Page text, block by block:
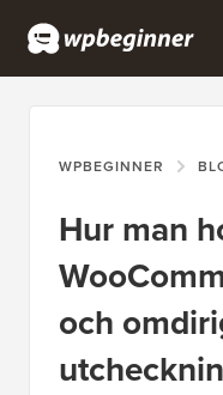
WPBEGINNER
Hur man
och